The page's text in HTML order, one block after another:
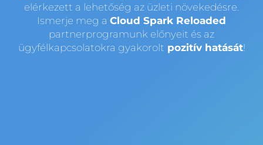
elérkezett a lehetőség az üzleti növekedésre.
Ismerje meg a Cloud Spark Reloaded
partnerprogramunk előnyeit és az
ügyfélkapcsolatokra gyakorolt pozitív hatását!